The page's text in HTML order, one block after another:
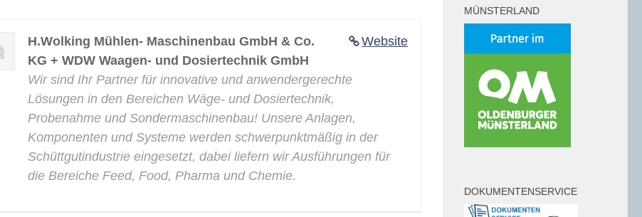
Website
H.Wolking Mühlen- Maschinenbau GmbH & Co.
KG + WDW Waagen- und Dosiertechnik GmbH
Wir sind Ihr Partner für innovative und anwendergerechte
Lösungen in den Bereichen Wäge- und Dosiertechnik,
Probenahme und Sondermaschinenbau! Unsere Anlagen,
Komponenten und Systeme werden schwerpunktmäßig in der
Schüttgutindustrie eingesetzt, dabei liefern wir Ausführungen für
die Bereiche Feed, Food, Pharma und Chemie.
MÜNSTERLAND
DOKUMENTENSERVICE